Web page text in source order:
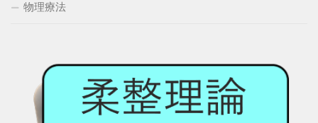
物理療法